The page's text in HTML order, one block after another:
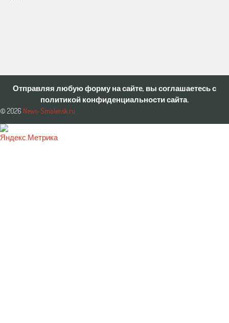
Отправляя любую форму на сайте, вы соглашаетесь с
политикой конфиденциальности сайта.
© 2026 News-Smolensk.ru